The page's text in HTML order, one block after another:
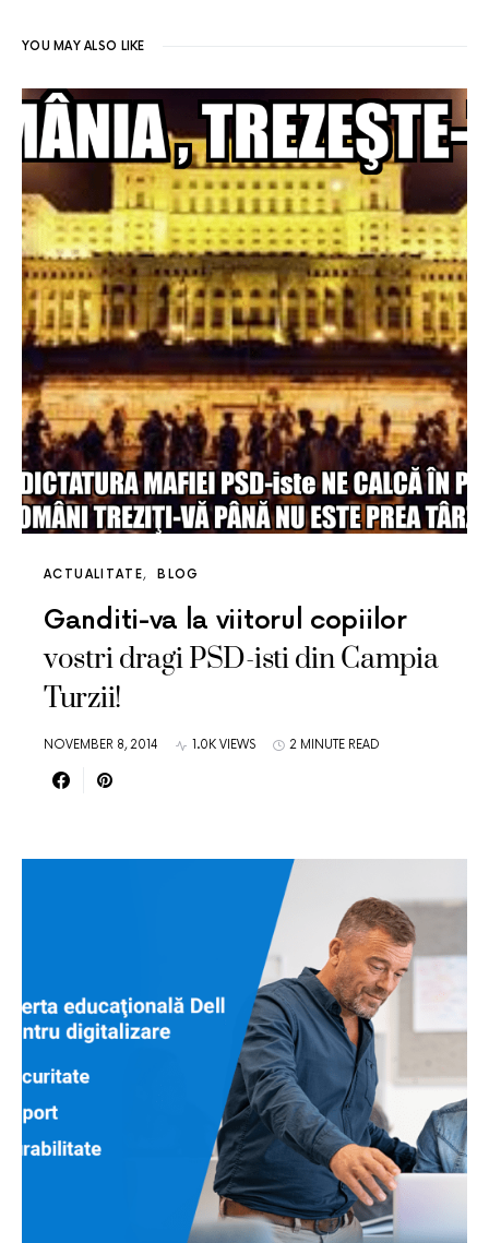
YOU MAY ALSO LIKE
ACTUALITATE BLOG
Ganditi-va la viitorul copiilor
vostri dragi PSD-isti din Campia
Turzii!
NOVEMBER 8, 2014 1.0K VIEWS 2 MINUTE READ